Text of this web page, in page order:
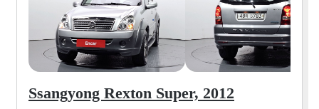
Ssangyong Rexton Super, 2012